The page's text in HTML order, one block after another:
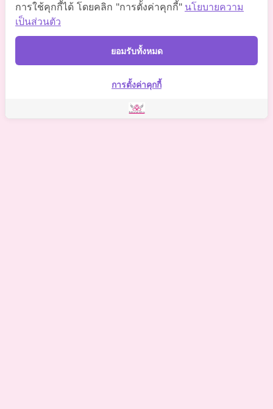
Somchaiclinic
2021 Somchai Clinic. All Rights Reserved. Powered by
การใช้คุกกี้ได้ โดยคลิก "การตั้งค่าคุกกี้" นโยบายความ
เป็นส่วนตัว
ยอมรับทั้งหมด
การตั้งค่าคุกกี้